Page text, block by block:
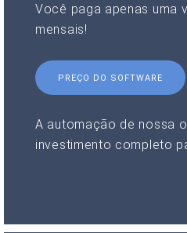
Você paga apenas uma
mensais!
PREÇO DO SOFTWARE
A automação de nossa
investimento completo